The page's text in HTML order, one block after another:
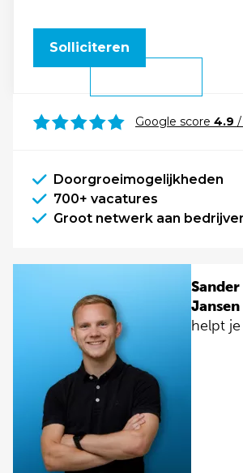
Solliciteren
Google score 4.9 /
Doorgroeimogelijkheden
700+ vacatures
Groot netwerk aan
Sander
Jansen
helpt